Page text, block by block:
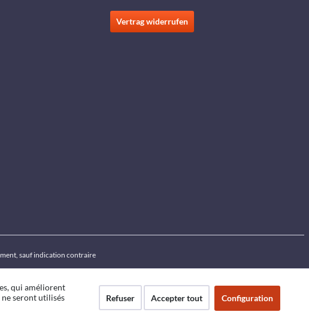
Vertrag widerrufen
sauf indication contraire
qui améliorent
seront utilisés
Refuser Accepter tout Configuration